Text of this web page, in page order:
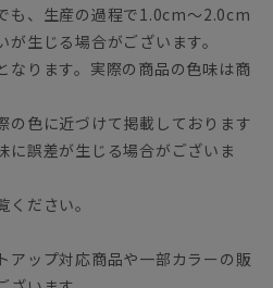
も、生産の過程で1.0cm～2.0cm
生じる場合がございます。
ります。実際の商品の色味は商
色に近づけて掲載しております
に誤差が生じる場合がございま
ください。
ップ対応商品や一部カラーの販